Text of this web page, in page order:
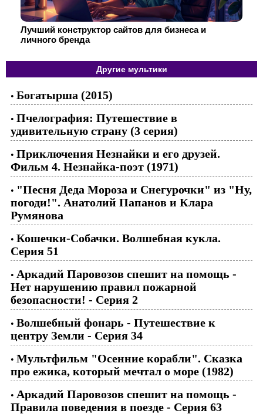
Лучший конструктор сайтов для бизнеса и
личного бренда
Другие мультики
• Богатырша (2015)
• Пчелография: Путешествие в
удивительную страну (3 серия)
• Приключения Незнайки и его друзей.
Фильм 4. Незнайка-поэт (1971)
• "Песня Деда Мороза и Снегурочки" из "Ну,
погоди!". Анатолий Папанов и Клара
Румянова
• Кошечки-Собачки. Волшебная кукла.
Серия 51
• Аркадий Паровозов спешит на помощь -
Нет нарушению правил пожарной
безопасности! - Серия 2
• Волшебный фонарь - Путешествие к
центру Земли - Серия 34
• Мультфильм "Осенние корабли". Сказка
про ежика, который мечтал о море (1982)
• Аркадий Паровозов спешит на помощь -
Правила поведения в поезде - Серия 63